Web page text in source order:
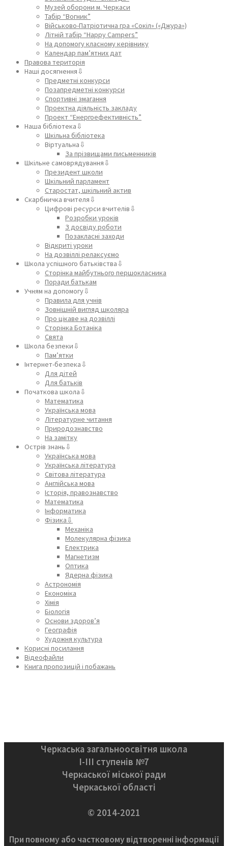
Музей оборони м. Черкаси
Табір “Вогник”
Військово-Патріотична гра «Сокіл» («Джура»)
Літній табір “Happy Campers”
На допомогу класному керівнику
Календар пам’ятних дат
Правова територія
Наші досягнення⇩
Предметні конкурси
Позапредметні конкурси
Спортивні змагання
Проектна діяльність закладу
Проект “Енергоефективність”
Наша бібліотека⇩
Шкільна бібліотека
Віртуальна⇩
За прізвищами письменників
Шкільне самоврядування⇩
Президент школи
Шкільний парламент
Старостат, шкільний актив
Скарбничка вчителя⇩
Цифрові ресурси вчителів⇩
Розробки уроків
З досвіду роботи
Позакласні заходи
Відкриті уроки
На дозвіллі релаксуємо
Школа успішного батьківства⇩
Сторінка майбутнього першокласника
Поради батькам
Учням на допомогу⇩
Правила для учнів
Зовнішній вигляд школяра
Про цікаве на дозвіллі
Сторінка Ботаніка
Свята
Школа безпеки⇩
Пам’ятки
Інтернет-безпека⇩
Для дітей
Для батьків
Початкова школа⇩
Математика
Українська мова
Літературне читання
Природознавство
На замітку
Острів знань⇩
Українська мова
Українська література
Світова література
Англійська мова
Історія, правознавство
Математика
Інформатика
Фізика⇩
Механіка
Молекулярна фізика
Електрика
Магнетизм
Оптика
Ядерна фізика
Астрономія
Економіка
Хімія
Біологія
Основи здоров’я
Географія
Художня культура
Корисні посилання
Відеофайли
Книга пропозицій і побажань
Черкаська загальноосвітня школа
І-ІІІ ступенів №7
Черкаської міської ради
Черкаської області
© 2014-2021
При повному або частковому відтворенні інформації